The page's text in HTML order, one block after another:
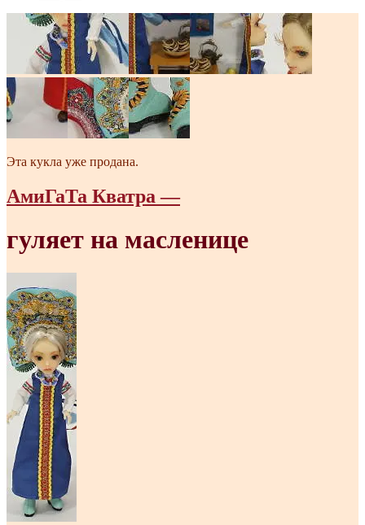
Эта кукла уже продана.
АмиГаТа Кватра —
гуляет на масленице